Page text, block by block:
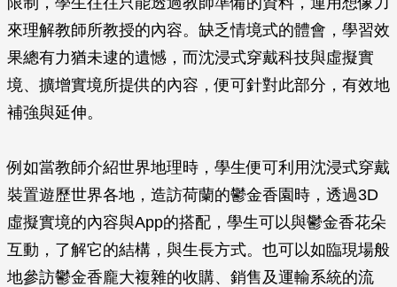
來理解教師所教授的內容。缺乏情境式的體會，學習效
果總有力猶未逮的遺憾，而沈浸式穿戴科技與虛擬實
境、擴增實境所提供的內容，便可針對此部分，有效地
補強與延伸。
例如當教師介紹世界地理時，學生便可利用沈浸式穿戴
裝置遊歷世界各地，造訪荷蘭的鬱金香園時，透過3D
虛擬實境的內容與App的搭配，學生可以與鬱金香花朵
互動，了解它的結構，與生長方式。也可以如臨現場般
地參訪鬱金香龐大複雜的收購、銷售及運輸系統的流